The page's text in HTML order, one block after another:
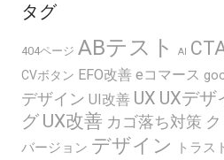
タグ
404ページ ABテスト AI
CVボタン EFO改善 eコマース
デザイン UI改善 UX UXデザ
グ UX改善 カゴ落ち対策
バージョン デザイン トラス